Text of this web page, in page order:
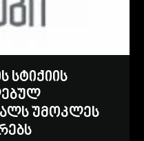
სტიქიის
უმოკლეს